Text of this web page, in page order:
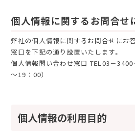
個人情報に関するお問合せ
弊社の個人情報に関するお問合せにお
窓口を下記の通り設置いたします。
個人情報問い合わせ窓口 TEL03－
～19：00）
個人情報の利用目的